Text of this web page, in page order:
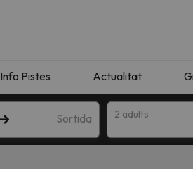
Info Pistes Actualitat
Sortida 2 adults